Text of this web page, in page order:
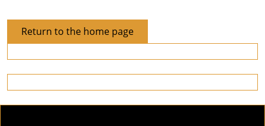
Return to the home pageReturn
to
the
home
page